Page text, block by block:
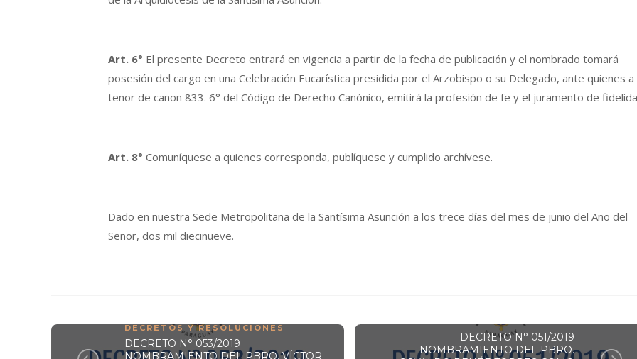
Art. 6° El presente Decreto entrará en vigencia a partir de la fecha de publicación y el nombrado tomará
posesión del cargo en una Celebración Eucarística presidida por el Arzobispo o su Delegado, ante quienes a
tenor de canon 833. 6° del Código de Derecho Canónico, emitirá la profesión de fe y el juramento de
Art. 8° Comuníquese a quienes corresponda, publíquese y cumplido archívese.
Dado en nuestra Sede Metropolitana de la Santísima Asunción a los trece días del mes de junio del Año del
Señor, dos mil diecinueve.
DECRETOS Y RESOLUCIONES
DECRETO N° 053/2019
NOMBRAMIENTO DEL PBRO. VÍCTOR
DECRETO N° 051/2019
NOMBRAMIENTO DEL PBRO.